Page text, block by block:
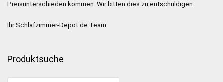
Preisunterschieden kommen. Wir bitten dies zu entschuldigen.
Ihr Schlafzimmer-Depot.de Team
Produktsuche